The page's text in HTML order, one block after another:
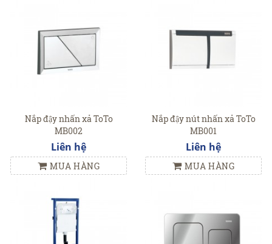
Nắp đậy nhấn xả ToTo
MB002
Liên hệ
MUA HÀNG
Nắp đậy nút nhấn xả ToTo
MB001
Liên hệ
MUA HÀNG